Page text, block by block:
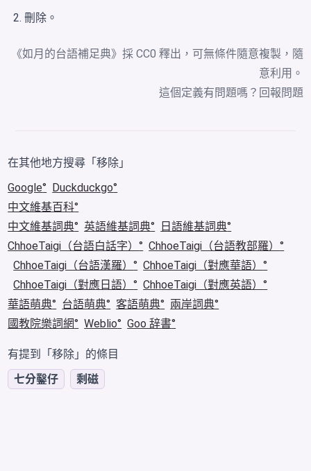
刪除。
《如月的台語補足典》採 CC0 釋出，可無條件隨意複製，隨
意利用。
這個定義有問題嗎？ 回報問題
在其他地方搜尋「移除」
Google
Duckduckgo
中文維基百科
中文維基詞典
英語維基詞典
日語維基詞典
ChhoeTaigi（台語白話字）
ChhoeTaigi（台語教部羅）
ChhoeTaigi（台語漢羅）
ChhoeTaigi（對應華語）
ChhoeTaigi（對應日語）
ChhoeTaigi（對應英語）
華語萌典
台語萌典 客語萌典
兩岸詞典
國教院樂詞網
Weblio Goo 辞書
有提到「移除」的條目
七分鑿仔
剩磁